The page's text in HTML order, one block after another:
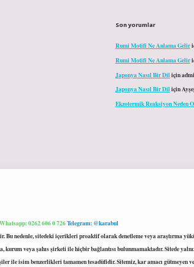
Son yorumlar
Rumi Motifi Ne Anlama Gelir
Rumi Motifi Ne Anlama Gelir
Japonya Nasıl Bir Dil için
Japonya Nasıl Bir Diliçin
Ekzotermik Reaksiyon Neden
Whatsapp: 0262 606 0 726Telegram: @karabul
nedenle, sitedeki içerikleri proaktif olarak denetleme veya araştırma
veya şahıs şirketi ile hiçbir bağlantısı bulunmamaktadır. Sitede
ile isim benzerlikleri tamamen tesadüfidir. Sitemiz, kar amacı gütmeyen